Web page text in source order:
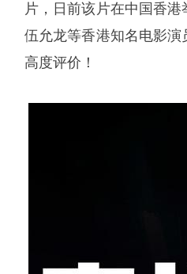
片，日前该片在中国香
伍允龙等香港知名电影
高度评价！